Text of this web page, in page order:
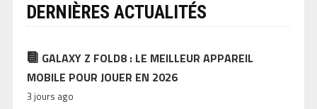
DERNIÈRES ACTUALITÉS
GALAXY Z FOLD8 : LE MEILLEUR APPAREIL
MOBILE POUR JOUER EN 2026
3 jours ago